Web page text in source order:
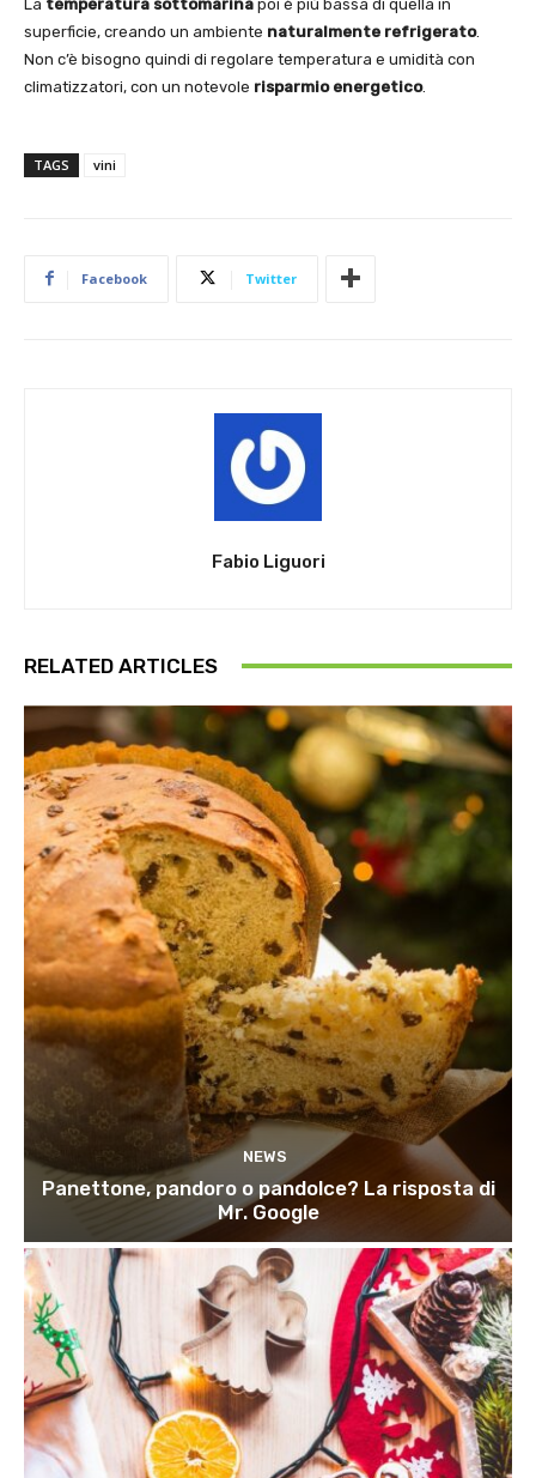
La temperatura sottomarina poi è più bassa di quella in
superficie, creando un ambiente naturalmente refrigerato.
Non c’è bisogno quindi di regolare temperatura e umidità con
climatizzatori, con un notevole risparmio energetico.
TAGS vini
Facebook Twitter
Fabio Liguori
RELATED ARTICLES
NEWS
Panettone, pandoro o pandolce? La risposta di
Mr. Google